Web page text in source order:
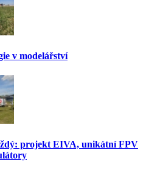
v modelářství
projekt EIVA, unikátní FPV